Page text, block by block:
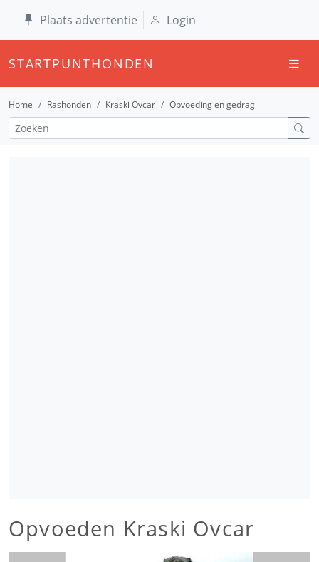
Plaats advertentie Login
STARTPUNTHONDEN
Home Rashonden Kraski Ovcar Opvoeding en gedrag
Opvoeden Kraski Ovcar